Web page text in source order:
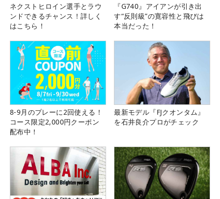
ネクストヒロイン選手とラウ
ンドできるチャンス！詳しく
はこちら！
『G740』アイアンが引き出
す“反則級”の寛容性と飛びは
本当だった！
8-9月のプレーに2回使える！
コース限定2,000円クーポン
配布中！
最新モデル『FJクオンタム』
を石井良介プロがチェック